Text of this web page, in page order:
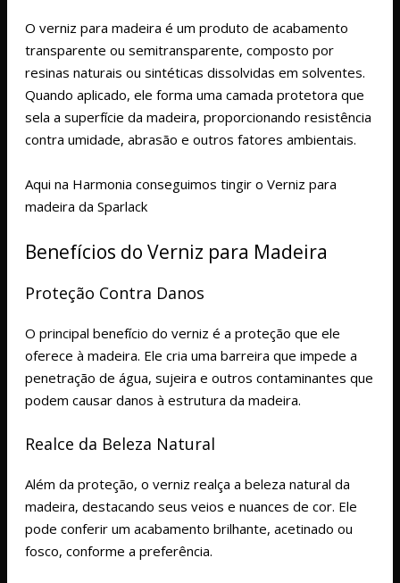
O verniz para madeira é um produto de acabamento
transparente ou semitransparente, composto por
resinas naturais ou sintéticas dissolvidas em solventes.
Quando aplicado, ele forma uma camada protetora que
sela a superfície da madeira, proporcionando resistência
contra umidade, abrasão e outros fatores ambientais.
Aqui na Harmonia conseguimos tingir o Verniz para
madeira da Sparlack
Benefícios do Verniz para Madeira
Proteção Contra Danos
O principal benefício do verniz é a proteção que ele
oferece à madeira. Ele cria uma barreira que impede a
penetração de água, sujeira e outros contaminantes que
podem causar danos à estrutura da madeira.
Realce da Beleza Natural
Além da proteção, o verniz realça a beleza natural da
madeira, destacando seus veios e nuances de cor. Ele
pode conferir um acabamento brilhante, acetinado ou
fosco, conforme a preferência.